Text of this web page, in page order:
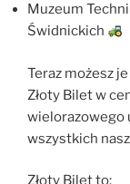
Muzeum
Świdnickich
Teraz możesz
Złoty Bilet w
wielorazowego
wszystkich